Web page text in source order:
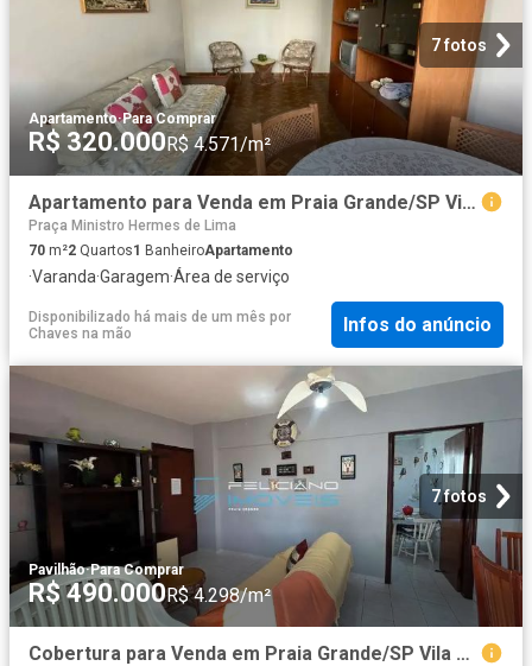
7 fotos
Apartamento·Para Comprar
R$ 320.000R$ 4.571/m²
Apartamento para Venda em Praia Grande/SP Vilamar 2 Quartos
Praça Ministro Hermes de Lima
70 m²2 Quartos1 BanheiroApartamento
·Varanda·Garagem·Área de serviço
Disponibilizado há mais de um mês por
Chaves na mão
Infos do anúncio
7 fotos
Pavilhão·Para Comprar
R$ 490.000R$ 4.298/m²
Cobertura para Venda em Praia Grande/SP Vila Caiçara 3 Quartos